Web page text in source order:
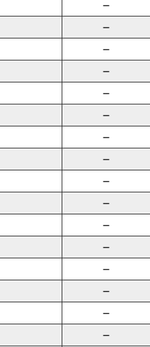
－
－
－
－
－
－
－
－
－
－
－
－
－
－
－
－